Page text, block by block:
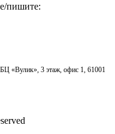
пишите:
«Вулик», 3 этаж, офис 1, 61001